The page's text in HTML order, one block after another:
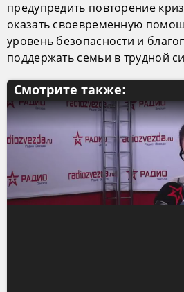
предупредить повторение
оказать своевременную
уровень безопасности и
поддержать семьи в трудной
Смотрите также: